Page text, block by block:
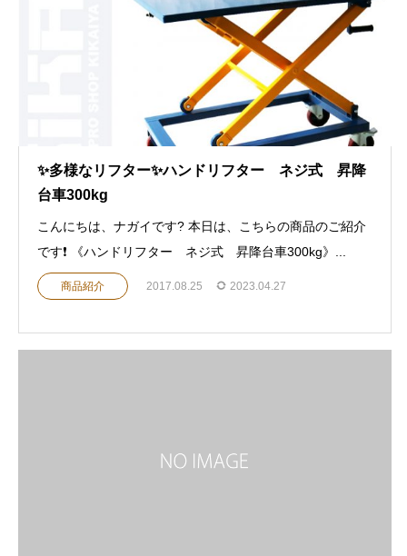
✨多様なリフター✨ハンドリフター ネジ式 昇降
台車300kg
こんにちは、ナガイです? 本日は、こちらの商品のご紹介
です❗️ 《ハンドリフター ネジ式 昇降台車300kg》...
商品紹介 2017.08.25 2023.04.27